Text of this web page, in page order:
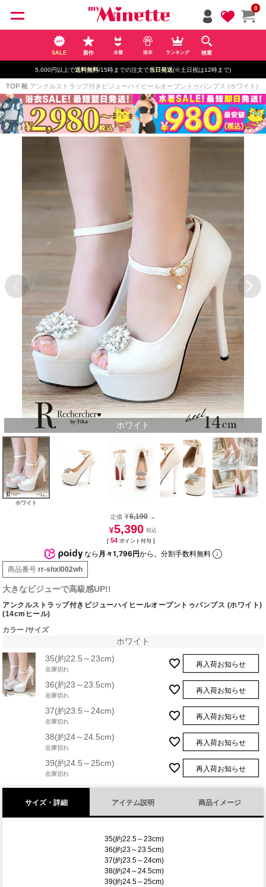
0
SALE 新作 水着 浴衣 ランキング 検索
5,000円以上で送料無料/15時までの注文で当日発送(※土日祝は12時まで)
TOP 靴 アンクルストラップ付きビジューハイヒールオープントゥパンプス (ホワイト)
ホワイト
ホワイト
定価 ¥6,190 →
¥5,390
[ 54 ポイント付与 ]
なら 月々1,796円から。分割手数料無料
商品番号 rr-shxl002wh
大きなビジューで高級感UP!!
アンクルストラップ付きビジューハイヒールオープントゥパンプス (ホワイト)
(14cmヒール)
カラー サイズ
ホワイト
35(約22.5～23cm)
在庫切れ
再入荷お知らせ
36(約23～23.5cm)
在庫切れ
再入荷お知らせ
37(約23.5～24cm)
在庫切れ
再入荷お知らせ
38(約24～24.5cm)
在庫切れ
再入荷お知らせ
39(約24.5～25cm)
在庫切れ
再入荷お知らせ
サイズ・詳細 アイテム説明 商品イメージ
35(約22.5～23cm)
36(約23～23.5cm)
37(約23.5～24cm)
38(約24～24.5cm)
39(約24.5～25cm)
ペー
ジト
ップ